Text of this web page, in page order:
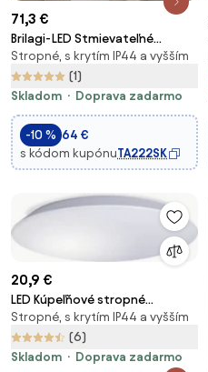
71,3 €
Brilagi-LED Stmievateľné
kúpeľňové svietidlo FRAME
SMART LED/50W/230V IP44
čierna+DO
Stropné, s krytím IP44 a vyšším
(1)
Skladom
Doprava zadarmo
-10 % 64 €
s kódom kupónuTA222SK
20,9 €
LED Kúpeľňové stropné
svietidlo AVESTA LED/18W/230V
4000K IP54
Stropné, s krytím IP44 a vyšším
(6)
Skladom
Doprava zadarmo